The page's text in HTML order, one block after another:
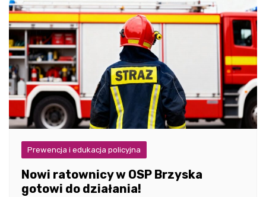
Prewencja i edukacja policyjna
Nowi ratownicy w OSP Brzyska
gotowi do działania!